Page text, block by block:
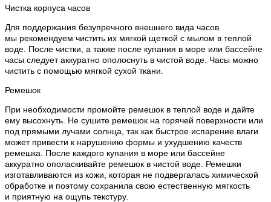
Чистка корпуса часов
Для поддержания безупречного внешнего вида часов
мы рекомендуем чистить их мягкой щеткой с мылом в теплой
воде. После чистки, а также после купания в море или бассейне
часы следует аккуратно ополоснуть в чистой воде. Часы можно
чистить с помощью мягкой сухой ткани.
Ремешок
При необходимости промойте ремешок в теплой воде и дайте
ему высохнуть. Не сушите ремешок на горячей поверхности или
под прямыми лучами солнца, так как быстрое испарение влаги
может привести к нарушению формы и ухудшению качеств
ремешка. После каждого купания в море или бассейне
аккуратно ополаскивайте ремешок в чистой воде. Ремешки
изготавливаются из кожи, которая не подвергалась химической
обработке и поэтому сохранила свою естественную мягкость
и приятную на ощупь текстуру.